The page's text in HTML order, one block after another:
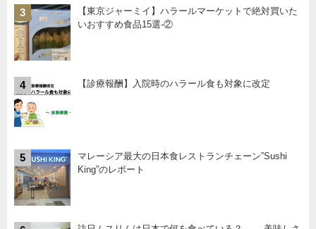
3
【東京ジャーミイ】ハラールマーケットで絶対買いた
いおすすめ食品15選-②
4 【診療報酬】入院時のハラール食も対象に改定
5
マレーシア最大の日本食レストランチェーン”Sushi
King”のレポート